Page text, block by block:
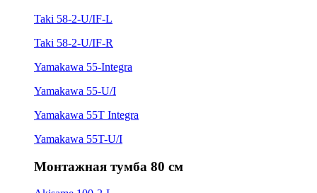
Taki 58-2-U/IF-L
Taki 58-2-U/IF-R
Yamakawa 55-Integra
Yamakawa 55-U/I
Yamakawa 55T Integra
Yamakawa 55T-U/I
Монтажная тумба 80 см